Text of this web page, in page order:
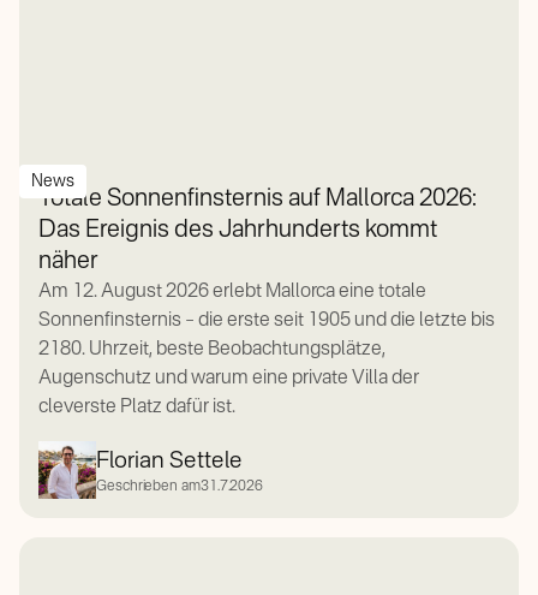
News
Totale Sonnenfinsternis auf Mallorca 2026:
Das Ereignis des Jahrhunderts kommt
näher
Am 12. August 2026 erlebt Mallorca eine totale
Sonnenfinsternis – die erste seit 1905 und die letzte bis
2180. Uhrzeit, beste Beobachtungsplätze,
Augenschutz und warum eine private Villa der
cleverste Platz dafür ist.
Florian Settele
Geschrieben am31.7.2026